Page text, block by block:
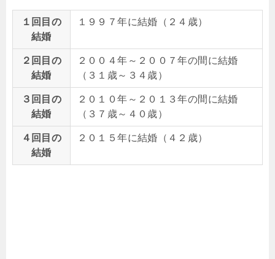
１回目の
結婚
１９９７年に結婚（２４歳）
２回目の
結婚
２００４年～２００７年の間に結婚
（３１歳～３４歳）
３回目の
結婚
２０１０年～２０１３年の間に結婚
（３７歳～４０歳）
４回目の
結婚
２０１５年に結婚（４２歳）